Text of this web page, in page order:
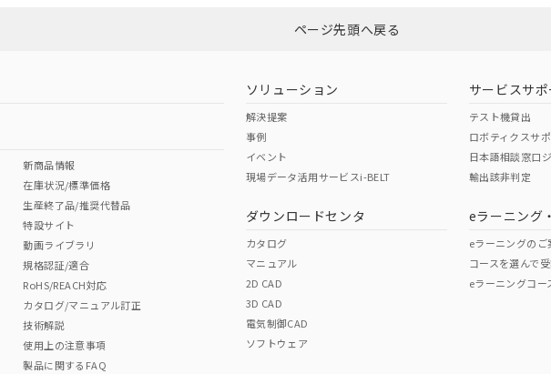
ダウンロードはこちら
Cr(VI)
品であっても、流通在庫等で未対応品が混在する可能性があります。
もしくは販売店へお問い合わせください。
（日本
（アメリカ
この製品の規格認証/適合
その他の認証はこちらのページからご
ページ先頭へ戻る
新商品情報
在庫状況/標準価格
生産終了品/推奨代替品
特設サイト
動画ライブラリ
規格認証/適合
RoHS/REACH対応
カタログ/マニュアル訂正
技術解説
使用上の注意事項
製品に関するFAQ
ソリューション
解決提案
事例
イベント
現場データ活用サービスi-BELT
ダウンロードセンタ
カタログ
マニュアル
2D CAD
3D CAD
電気制御CAD
ソフトウェア
サービスサポ
テスト機貸出
ロボティクスサ
日本語相談窓口
輸出該非判定
eラーニング
eラーニングのご
コースを選んで
eラーニングコー